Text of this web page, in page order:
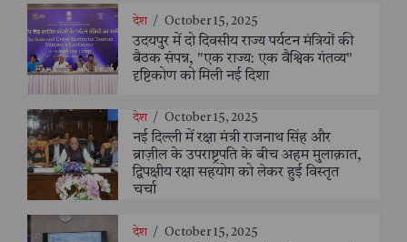
देश / October 15, 2025
उदयपुर में दो दिवसीय राज्य पर्यटन मंत्रियों की
बैठक संपन्न, "एक राज्य: एक वैश्विक गंतव्य"
दृष्टिकोण को मिली नई दिशा
देश / October 15, 2025
नई दिल्ली में रक्षा मंत्री राजनाथ सिंह और
ब्राज़ील के उपराष्ट्रपति के बीच अहम मुलाक़ात,
द्विपक्षीय रक्षा सहयोग को लेकर हुई विस्तृत
चर्चा
देश / October 15, 2025